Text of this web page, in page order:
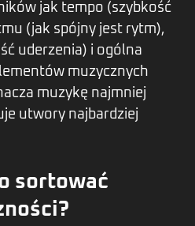
jak tempo (szybkość
(jak spójny jest rytm),
uderzenia) i ogólna
muzycznych
muzykę najmniej
utwory najbardziej
sortować